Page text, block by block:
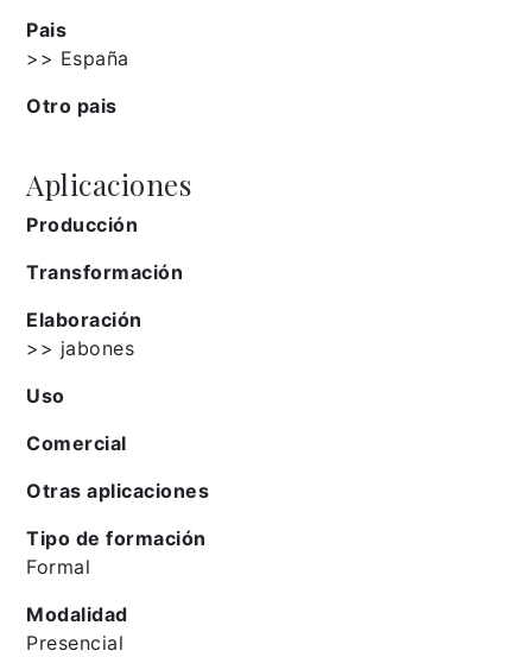
Pais
>> España
Otro pais
Aplicaciones
Producción
Transformación
Elaboración
>> jabones
Uso
Comercial
Otras aplicaciones
Tipo de formación
Formal
Modalidad
Presencial